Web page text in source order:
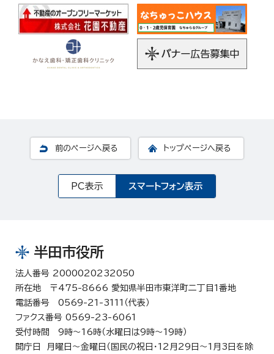
前のページへ戻る トップページへ戻る
PC表示 スマートフォン表示
半田市役所
法人番号 2000020232050
所在地 〒475-8666 愛知県半田市東洋町二丁目1番地
電話番号 0569-21-3111（代表）
ファクス番号 0569-23-6061
受付時間 9時～16時（水曜日は9時～19時）
開庁日 月曜日～金曜日（国民の祝日・12月29日～1月3日を除